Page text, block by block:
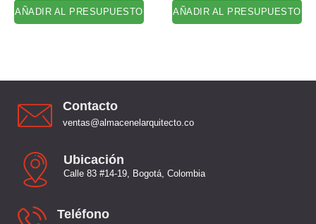
AÑADIR AL PRESUPUESTO AÑADIR AL PRESUPUESTO
Contacto
ventas@almacenelarquitecto.co
Ubicación
Calle 83 #14-19, Bogotá, Colombia
Teléfono